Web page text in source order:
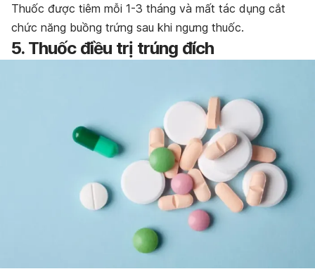
Thuốc được tiêm mỗi 1-3 tháng và mất tác dụng cắt
chức năng buồng trứng sau khi ngưng thuốc.
5. Thuốc điều trị trúng đích